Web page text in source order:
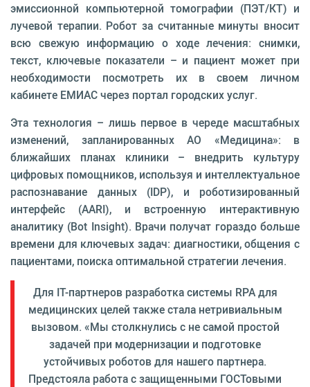
эмиссионной компьютерной томографии (ПЭТ/КТ) и
лучевой терапии. Робот за считанные минуты вносит
всю свежую информацию о ходе лечения: снимки,
текст, ключевые показатели – и пациент может при
необходимости посмотреть их в своем личном
кабинете ЕМИАС через портал городских услуг.
Эта технология – лишь первое в череде масштабных
изменений, запланированных АО «Медицина»: в
ближайших планах клиники – внедрить культуру
цифровых помощников, используя и интеллектуальное
распознавание данных (IDP), и роботизированный
интерфейс (AARI), и встроенную интерактивную
аналитику (Bot Insight). Врачи получат гораздо больше
времени для ключевых задач: диагностики, общения с
пациентами, поиска оптимальной стратегии лечения.
Для IT-партнеров разработка системы RPA для
медицинских целей также стала нетривиальным
вызовом. «Мы столкнулись с не самой простой
задачей при модернизации и подготовке
устойчивых роботов для нашего партнера.
Предстояла работа с защищенными ГОСТовыми